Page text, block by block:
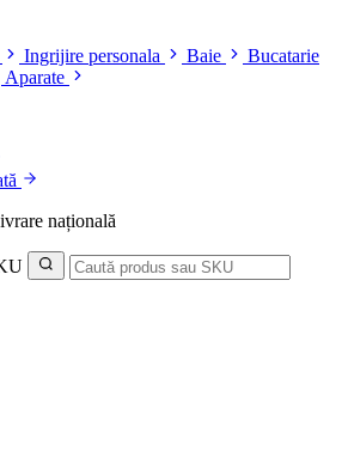
Ingrijire personala Baie
Bucatarie
Aparate
națională